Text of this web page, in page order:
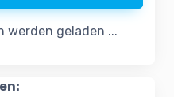
werden geladen ...